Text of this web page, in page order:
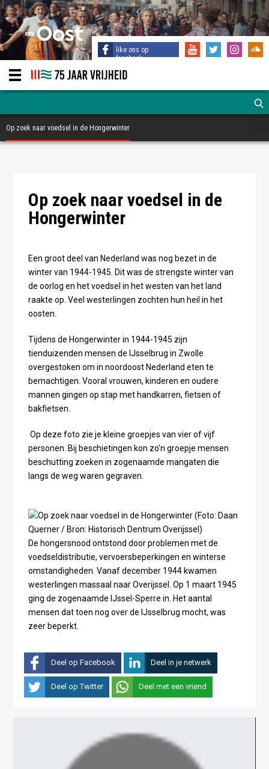
like ons op
facebook
Op zoek naar voedsel in de Hongerwinter
Op zoek naar voedsel in de
Hongerwinter
Een groot deel van Nederland was nog bezet in de
winter van 1944-1945. Dit was de strengste winter van
de oorlog en het voedsel in het westen van het land
raakte op. Veel westerlingen zochten hun heil in het
oosten.
Tijdens de Hongerwinter in 1944-1945 zijn
tienduizenden mensen de IJsselbrug in Zwolle
overgestoken om in noordoost Nederland eten te
bemachtigen. Vooral vrouwen, kinderen en oudere
mannen gingen op stap met handkarren, fietsen of
bakfietsen.
Op deze foto zie je kleine groepjes van vier of vijf
personen. Bij beschietingen kon zo'n groepje mensen
beschutting zoeken in zogenaamde mangaten die
langs de weg waren gegraven.
De hongersnood ontstond door problemen met de
voedseldistributie, vervoersbeperkingen en winterse
omstandigheden. Vanaf december 1944 kwamen
westerlingen massaal naar Overijssel. Op 1 maart 1945
ging de zogenaamde IJssel-Sperre in. Het aantal
mensen dat toen nog over de IJsselbrug mocht, was
zeer beperkt.
Deel op Facebook Deel in je netwerk
Deel op Twitter Deel met een vriend